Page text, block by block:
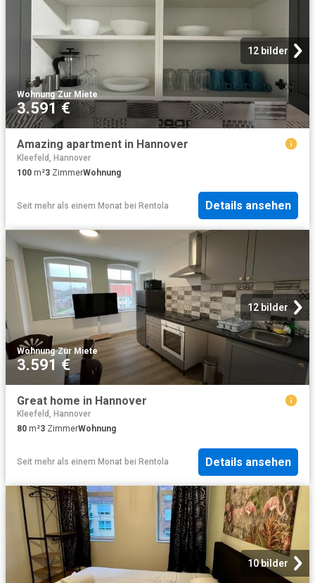
12 bilder
Wohnung·Zur Miete
3.591 €
Amazing apartment in Hannover
Kleefeld, Hannover
100 m²3 ZimmerWohnung
Seit mehr als einem Monat bei Rentola Details ansehen
12 bilder
Wohnung·Zur Miete
3.591 €
Great home in Hannover
Kleefeld, Hannover
80 m²3 ZimmerWohnung
Seit mehr als einem Monat bei Rentola Details ansehen
10 bilder